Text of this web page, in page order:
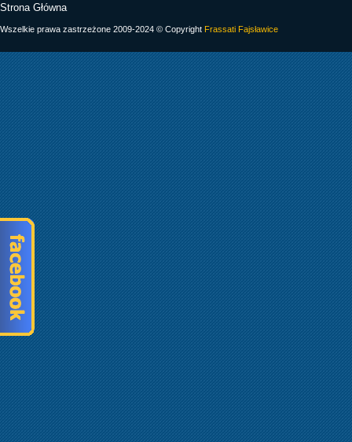
Strona Główna
Wszelkie prawa zastrzeżone 2009-2024 © Copyright Frassati Fajsławice